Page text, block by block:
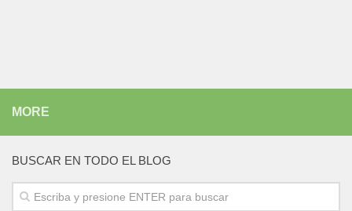
MORE
BUSCAR EN TODO EL BLOG